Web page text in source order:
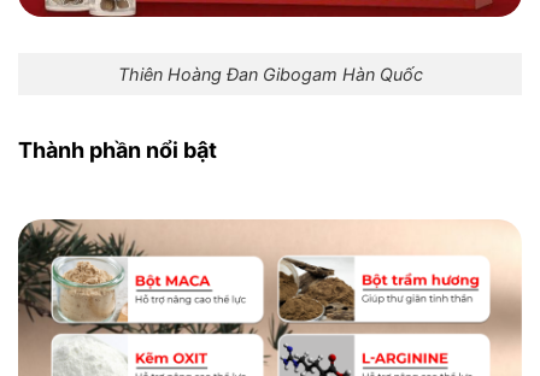
Thiên Hoàng Đan Gibogam Hàn Quốc
Thành phần nổi bật